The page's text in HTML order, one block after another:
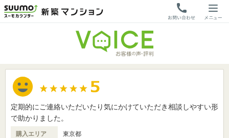
定期的にご連絡いただいたり気にかけていただき相談しやすい形
で助かりました。
購入エリア 東京都